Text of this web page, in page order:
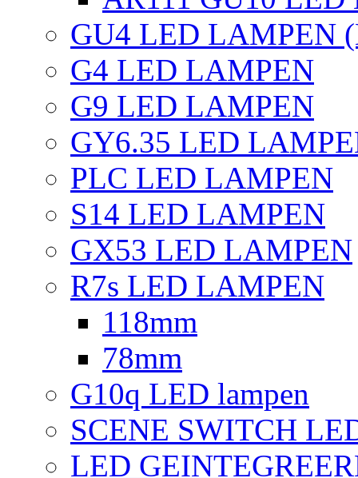
GU4 LED LAMPEN
G4 LED LAMPEN
G9 LED LAMPEN
GY6.35 LED
PLC LED LAMPEN
S14 LED LAMPEN
GX53 LED LAMPEN
R7s LED LAMPEN
118mm
78mm
G10q LED lampen
SCENE SWITCH
LED